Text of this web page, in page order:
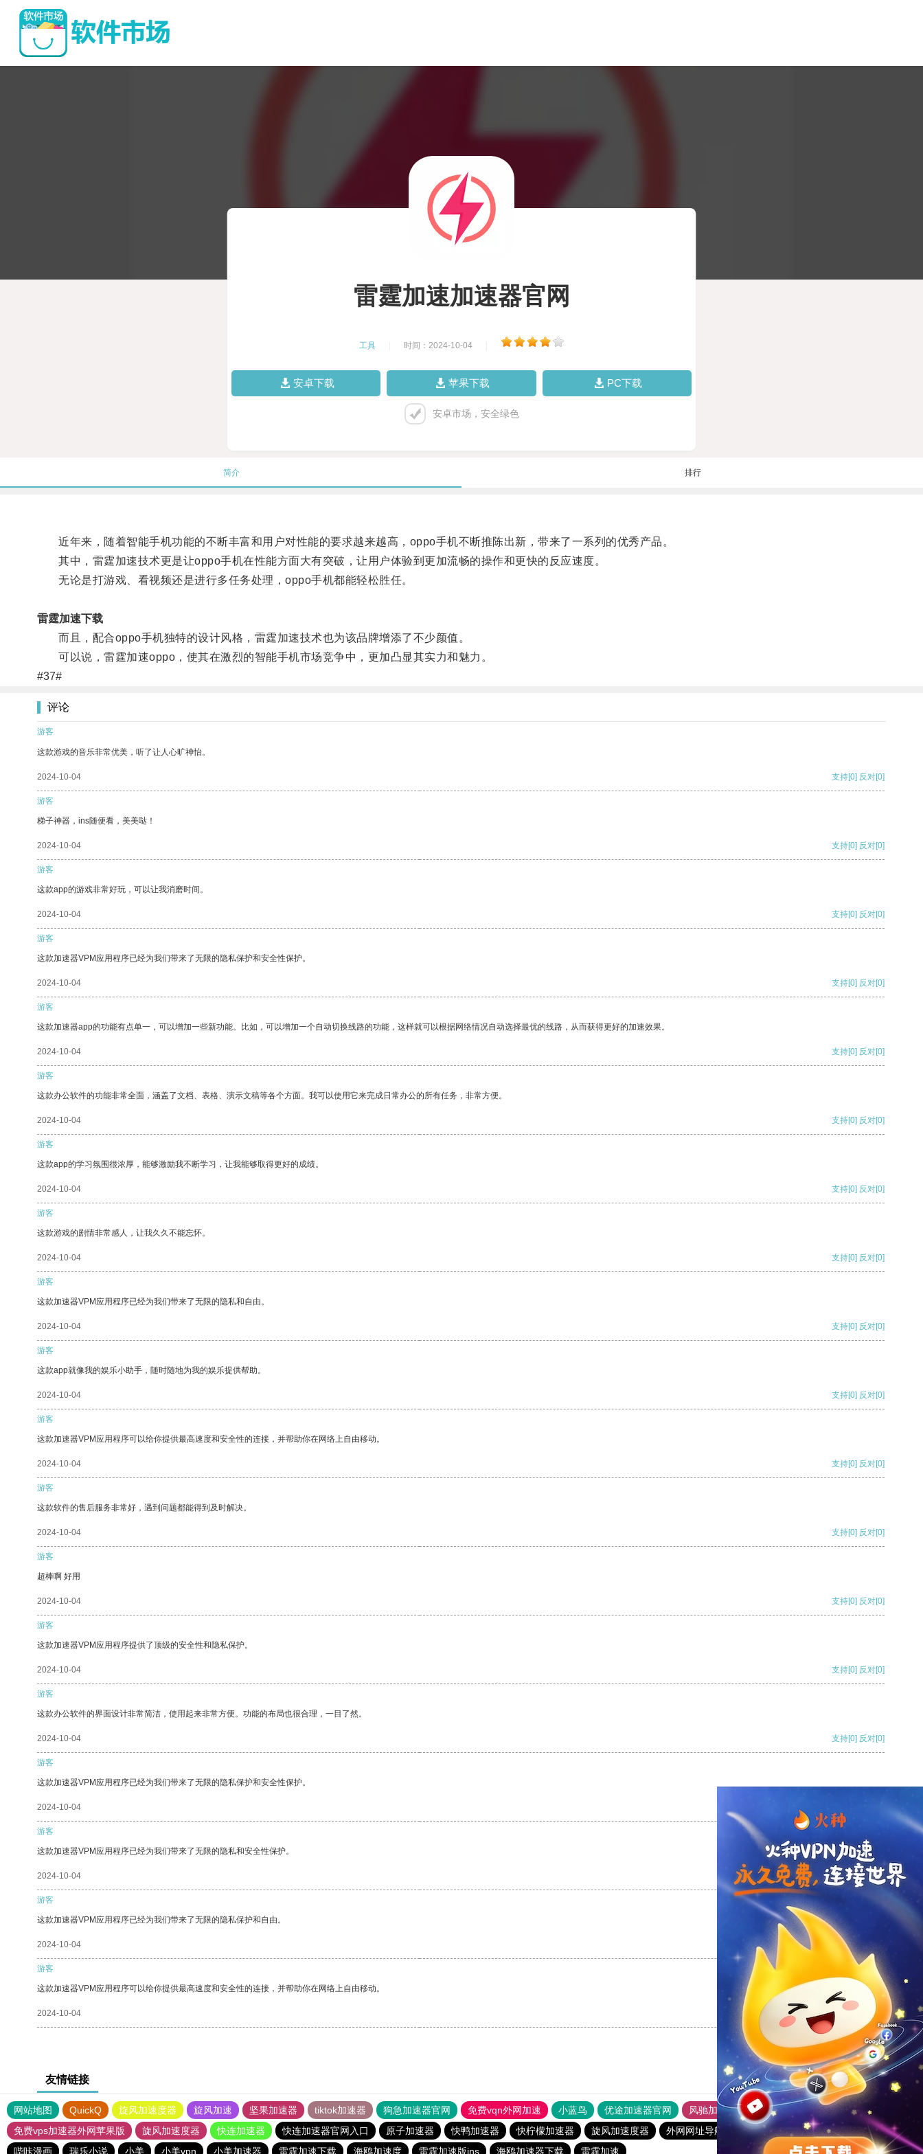
雷霆加速加速器官网
工具 时间：2024-10-04
安卓下载 苹果下载 PC下载
安卓市场，安全绿色
简介 排行
近年来，随着智能手机功能的不断丰富和用户对性能的要求越来越高，oppo手机不断推陈出新，带来了一系列的优秀产品。
其中，雷霆加速技术更是让oppo手机在性能方面大有突破，让用户体验到更加流畅的操作和更快的反应速度。
无论是打游戏、看视频还是进行多任务处理，oppo手机都能轻松胜任。
雷霆加速下载
而且，配合oppo手机独特的设计风格，雷霆加速技术也为该品牌增添了不少颜值。
可以说，雷霆加速oppo，使其在激烈的智能手机市场竞争中，更加凸显其实力和魅力。
#37#
评论
游客
这款游戏的音乐非常优美，听了让人心旷神怡。
2024-10-04 支持[0] 反对[0]
游客
梯子神器，ins随便看，美美哒！
2024-10-04 支持[0] 反对[0]
游客
这款app的游戏非常好玩，可以让我消磨时间。
2024-10-04 支持[0] 反对[0]
游客
这款加速器VPM应用程序已经为我们带来了无限的隐私保护和安全性保护。
2024-10-04 支持[0] 反对[0]
游客
这款加速器app的功能有点单一，可以增加一些新功能。比如，可以增加一个自动切换线路的功能，这样就可以根据网络情况自动选择最优的线路，从而获得更好的加速效果。
2024-10-04 支持[0] 反对[0]
游客
这款办公软件的功能非常全面，涵盖了文档、表格、演示文稿等各个方面。我可以使用它来完成日常办公的所有任务，非常方便。
2024-10-04 支持[0] 反对[0]
游客
这款app的学习氛围很浓厚，能够激励我不断学习，让我能够取得更好的成绩。
2024-10-04 支持[0] 反对[0]
游客
这款游戏的剧情非常感人，让我久久不能忘怀。
2024-10-04 支持[0] 反对[0]
游客
这款加速器VPM应用程序已经为我们带来了无限的隐私和自由。
2024-10-04 支持[0] 反对[0]
游客
这款app就像我的娱乐小助手，随时随地为我的娱乐提供帮助。
2024-10-04 支持[0] 反对[0]
游客
这款加速器VPM应用程序可以给你提供最高速度和安全性的连接，并帮助你在网络上自由移动。
2024-10-04 支持[0] 反对[0]
游客
这款软件的售后服务非常好，遇到问题都能得到及时解决。
2024-10-04 支持[0] 反对[0]
游客
超棒啊 好用
2024-10-04 支持[0] 反对[0]
游客
这款加速器VPM应用程序提供了顶级的安全性和隐私保护。
2024-10-04 支持[0] 反对[0]
游客
这款办公软件的界面设计非常简洁，使用起来非常方便。功能的布局也很合理，一目了然。
2024-10-04 支持[0] 反对[0]
游客
这款加速器VPM应用程序已经为我们带来了无限的隐私保护和安全性保护。
2024-10-04
游客
这款加速器VPM应用程序已经为我们带来了无限的隐私和安全性保护。
2024-10-04 支持 [0] 反对[0]
游客
这款加速器VPM应用程序已经为我们带来了无限的隐私保护和自由。
2024-10-04 支持[0] 反对
游客
这款加速器VPM应用程序可以给你提供最高速度和安全性的连接，并帮助你在网络上自由移动。
2024-10-04 支持[0] 反对[0]
友情链接
网站地图 QuickQ 旋风加速度器 旋风加速 坚果加速器 tiktok加速器 狗急加速器官网 免费vqn外网加速 小蓝鸟 优途加速器官网 风驰加速器
旋风加速器
免费vps加速器外网苹果版
旋风加速度器 快连加速器 快连加速器官网入口 原子加速器 快鸭加速器 快柠檬加速器 旋风加速度器 外网网址导航 软件中心 雷霆加速
狂飙加速器
哔咔漫画
瑞乐小说 小美 小美vpn 小美加速器 雷霆加速下载 海鸥加速度 雷霆加速版ins 海鸥加速器下载 雷霆加速